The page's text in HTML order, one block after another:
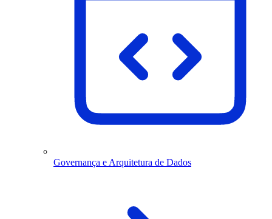
Governança e Arquitetura de Dados